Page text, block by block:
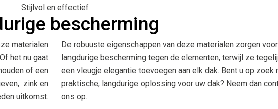
Stijlvol en effectief
bescherming
materialen
het nu gaat
of een
zink en
uitkomst.
De robuuste eigenschappen van deze materialen zorgen
langdurige bescherming tegen de elementen, terwijl ze
een vleugje elegantie toevoegen aan elk dak. Bent u op zoek
praktische, langdurige oplossing voor uw dak? Neem dan
ons op.